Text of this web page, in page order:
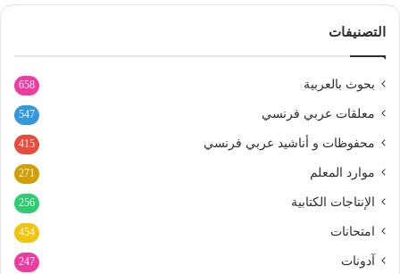
التصنيفات
بحوث بالعربية 658
معلقات عربي فرنسي 547
محفوظات و أناشيد عربي فرنسي 415
موارد المعلم 271
الإنتاجات الكتابية 256
امتحانات 454
آدونات 247